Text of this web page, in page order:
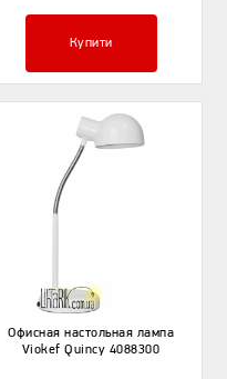
Купити
Офисная настольная лампа
Viokef Quincy 4088300